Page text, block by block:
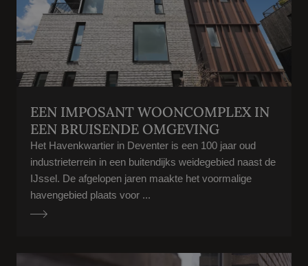
EEN IMPOSANT WOONCOMPLEX IN
EEN BRUISENDE OMGEVING
Het Havenkwartier in Deventer is een 100 jaar oud
industrieterrein in een buitendijks weidegebied naast de
IJssel. De afgelopen jaren maakte het voormalige
havengebied plaats voor ...